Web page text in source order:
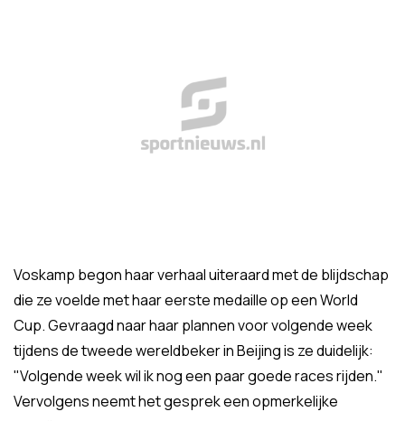
Voskamp begon haar verhaal uiteraard met de blijdschap
die ze voelde met haar eerste medaille op een World
Cup. Gevraagd naar haar plannen voor volgende week
tijdens de tweede wereldbeker in Beijing is ze duidelijk:
"Volgende week wil ik nog een paar goede races rijden."
Vervolgens neemt het gesprek een opmerkelijke